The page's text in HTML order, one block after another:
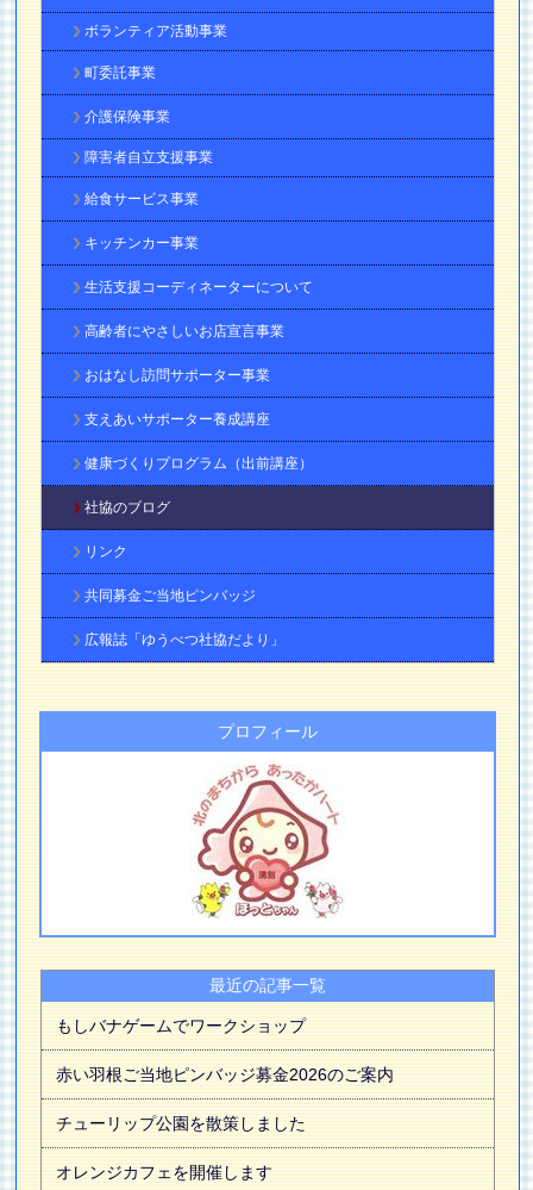
ボランティア活動事業
町委託事業
介護保険事業
障害者自立支援事業
給食サービス事業
キッチンカー事業
生活支援コーディネーターについて
高齢者にやさしいお店宣言事業
おはなし訪問サポーター事業
支えあいサポーター養成講座
健康づくりプログラム（出前講座）
社協のブログ
リンク
共同募金ご当地ピンバッジ
広報誌「ゆうべつ社協だより」
プロフィール
最近の記事一覧
もしバナゲームでワークショップ
赤い羽根ご当地ピンバッジ募金2026のご案内
チューリップ公園を散策しました
オレンジカフェを開催します